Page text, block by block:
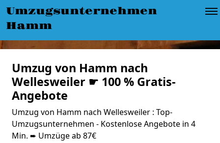
Umzugsunternehmen
Hamm
Umzug von Hamm nach
Wellesweiler ☛ 100 % Gratis-
Angebote
Umzug von Hamm nach Wellesweiler : Top-
Umzugsunternehmen - Kostenlose Angebote in 4
Min. ➨ Umzüge ab 87€